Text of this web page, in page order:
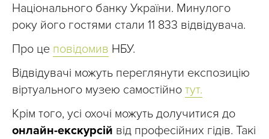
Національного банку України. Минулого
року його гостями стали 11 833 відвідувача.
Про це повідомив НБУ.
Відвідувачі можуть переглянути експозицію
віртуального музею самостійно тут.
Крім того, усі охочі можуть долучитися до
онлайн-екскурсій від професійних гідів. Такі